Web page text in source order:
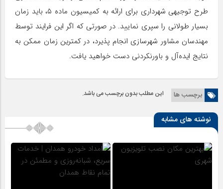
طرح توجیهی شهرداری برای ارائه‌ به کمیسیون ماده ۵، باید زمان
بسیار طولانی را سپری نمایید. در صورتی که اگر این فرایند توسط
مهندسان مشاور شهرسازی انجام پذیرد، در کمترین زمان ممکن به
نتایج ایده‌آل و باورنکردنی دست خواهید یافت.
برچسب ها این مطلب بدون برچسب می باشد.
نوشته های مشابه